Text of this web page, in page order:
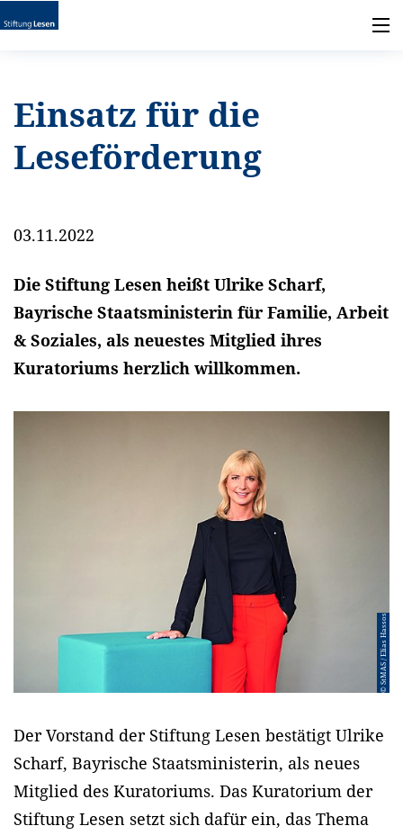
Einsatz für die
Leseförderung
03.11.2022
Die Stiftung Lesen heißt Ulrike Scharf,
Bayrische Staatsministerin für Familie, Arbeit
& Soziales, als neuestes Mitglied ihres
Kuratoriums herzlich willkommen.
© StMAS / Elias Hassos
Der Vorstand der Stiftung Lesen bestätigt Ulrike
Scharf, Bayrische Staatsministerin, als neues
Mitglied des Kuratoriums. Das Kuratorium der
Stiftung Lesen setzt sich dafür ein, das Thema